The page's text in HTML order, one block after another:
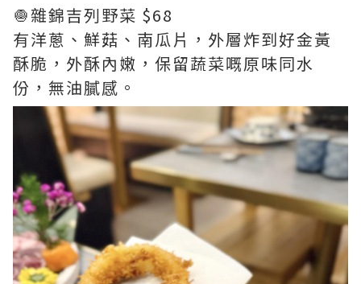
🧅雜錦吉列野菜 $68
有洋蔥、鮮菇、南瓜片，外層炸到好金黃
酥脆，外酥內嫩，保留蔬菜嘅原味同水
份，無油膩感。